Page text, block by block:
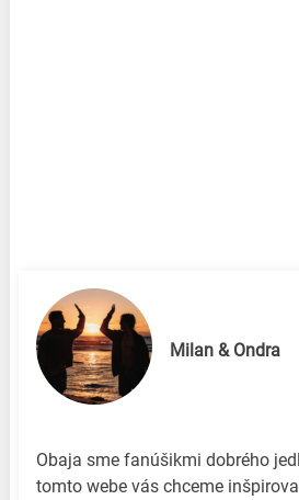
Milan & Ondra
Obaja sme fanúšikmi dobrého
tomto webe vás chceme